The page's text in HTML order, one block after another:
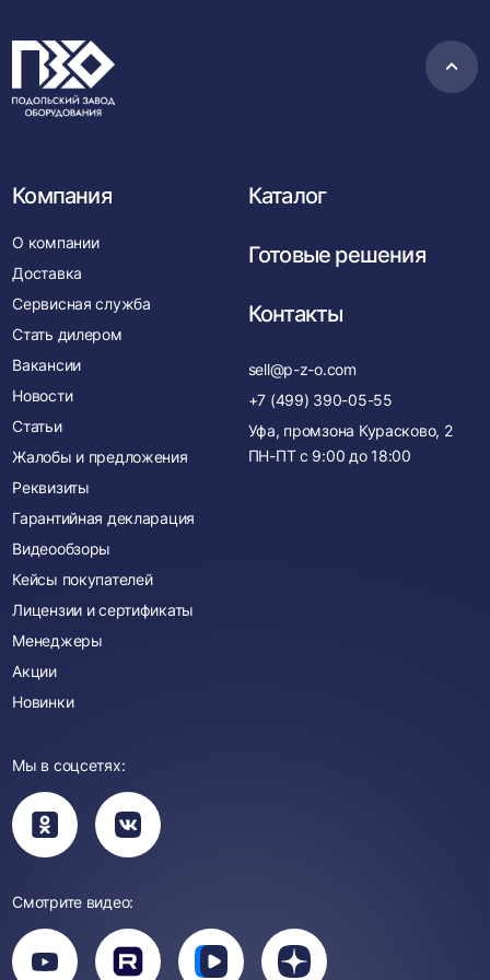
в
Компания
О компании
Доставка
Сервисная служба
Стать дилером
Вакансии
Новости
Статьи
Жалобы и предложения
Реквизиты
Гарантийная декларация
Видеообзоры
Кейсы покупателей
Лицензии и сертификаты
Менеджеры
Акции
Новинки
Каталог
Готовые решения
Контакты
sell@p-z-o.com
+7 (499) 390-05-55
Уфа, промзона Курасково, 2
ПН-ПТ с 9:00 до 18:00
Мы в соцсетях:
Вы
перейдете
в
группу
Вы
перейдете
в
группу
Смотрите видео:
Вы
перейдете
на
Вы
Вы
Вы